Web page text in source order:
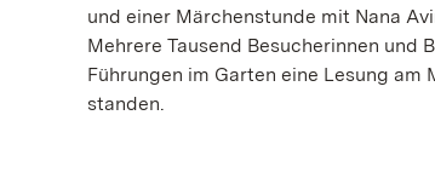
und einer Märchenstunde mit Nana
Mehrere Tausend Besucherinnen und
Führungen im Garten eine Lesung am
standen.